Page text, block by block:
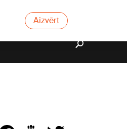
Aizvērt